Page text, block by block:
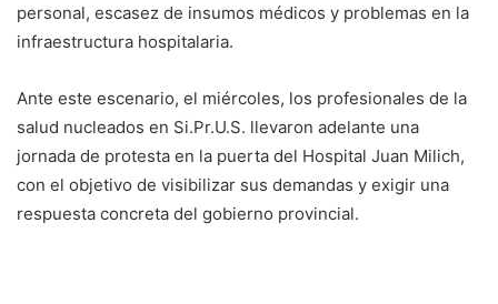
personal, escasez de insumos médicos y problemas en la
infraestructura hospitalaria.
Ante este escenario, el miércoles, los profesionales de la
salud nucleados en Si.Pr.U.S. llevaron adelante una
jornada de protesta en la puerta del Hospital Juan Milich,
con el objetivo de visibilizar sus demandas y exigir una
respuesta concreta del gobierno provincial.